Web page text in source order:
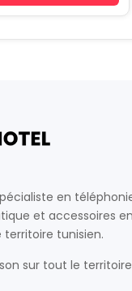
en
et accessoires
territoire tunisien.
sur tout le territoire